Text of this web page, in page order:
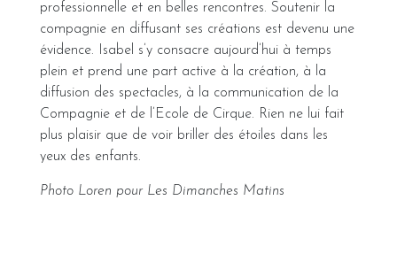
professionnelle et en belles rencontres. Soutenir la
compagnie en diffusant ses créations est devenu une
évidence. Isabel s’y consacre aujourd’hui à temps
plein et prend une part active à la création, à la
diffusion des spectacles, à la communication de la
Compagnie et de l’Ecole de Cirque. Rien ne lui fait
plus plaisir que de voir briller des étoiles dans les
yeux des enfants.
Photo Loren pour Les Dimanches Matins